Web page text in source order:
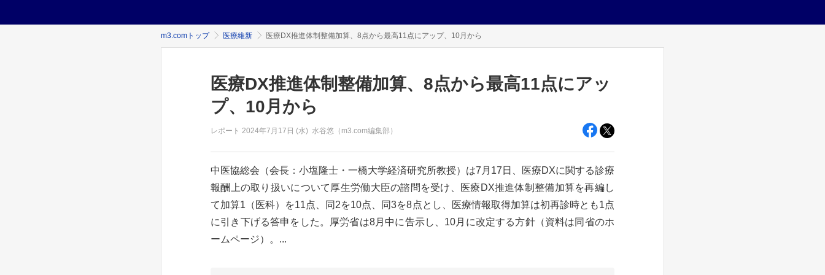
m3.comトップ 医療維新 医療DX推進体制整備加算、8点から最高11点にアップ、10月から
医療DX推進体制整備加算、8点から最高11点にアッ
プ、10月から
レポート 2024年7月17日 (水) 水谷悠（m3.com編集部）
中医協総会（会長：小塩隆士・一橋大学経済研究所教授）は7月17日、医療DXに関する診療
報酬上の取り扱いについて厚生労働大臣の諮問を受け、医療DX推進体制整備加算を再編し
て加算1（医科）を11点、同2を10点、同3を8点とし、医療情報取得加算は初再診時とも1点
に引き下げる答申をした。厚労省は8月中に告示し、10月に改定する方針（資料は同省のホ
ームページ）。...